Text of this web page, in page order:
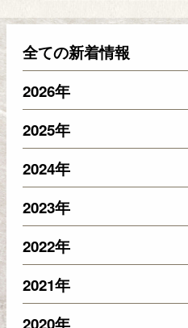
全ての新着情報
2026年
2025年
2024年
2023年
2022年
2021年
2020年